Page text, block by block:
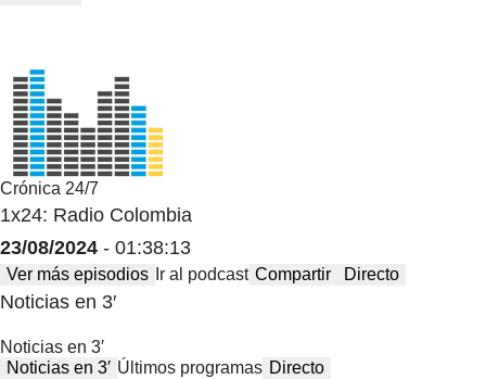
Crónica 24/7
1x24: Radio Colombia
23/08/2024 - 01:38:13
Ver más episodios Ir al podcast Compartir Directo
Noticias en 3′
Noticias en 3′
Noticias en 3′ Últimos programas Directo